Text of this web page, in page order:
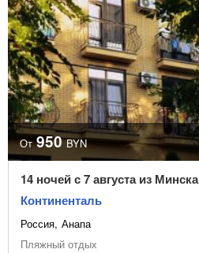
Тип питания
Линия пляжа
1-я 2-я 3-я
Турагентство
Очистить фильтр
От 950 BYN
14 ночей с 7 августа из Минска
Континенталь
Россия Анапа
Пляжный отдых